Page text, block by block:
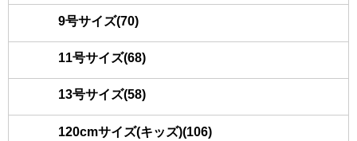
9号サイズ(70)
11号サイズ(68)
13号サイズ(58)
120cmサイズ(キッズ)(106)